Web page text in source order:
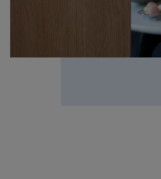
Les Thermes evian®